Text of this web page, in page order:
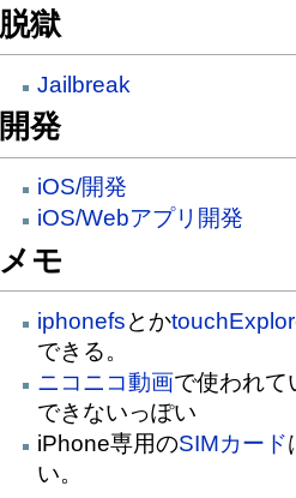
脱獄
Jailbreak
開発
iOS/開発
iOS/Webアプリ開発
メモ
iphonefsとか
できる。
ニコニコ動画で使われて
できないっぽい
iPhone専用のSIMカード
い。